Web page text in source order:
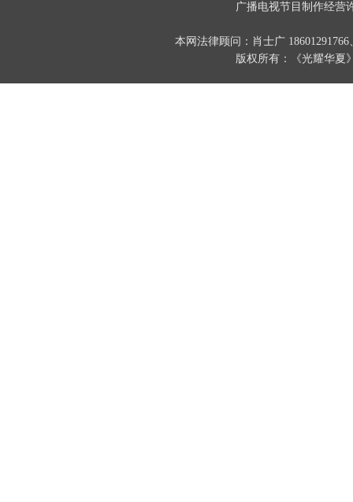
广播电视节目制作经营
本网法律顾问：肖士广
版权所有：《光耀华夏